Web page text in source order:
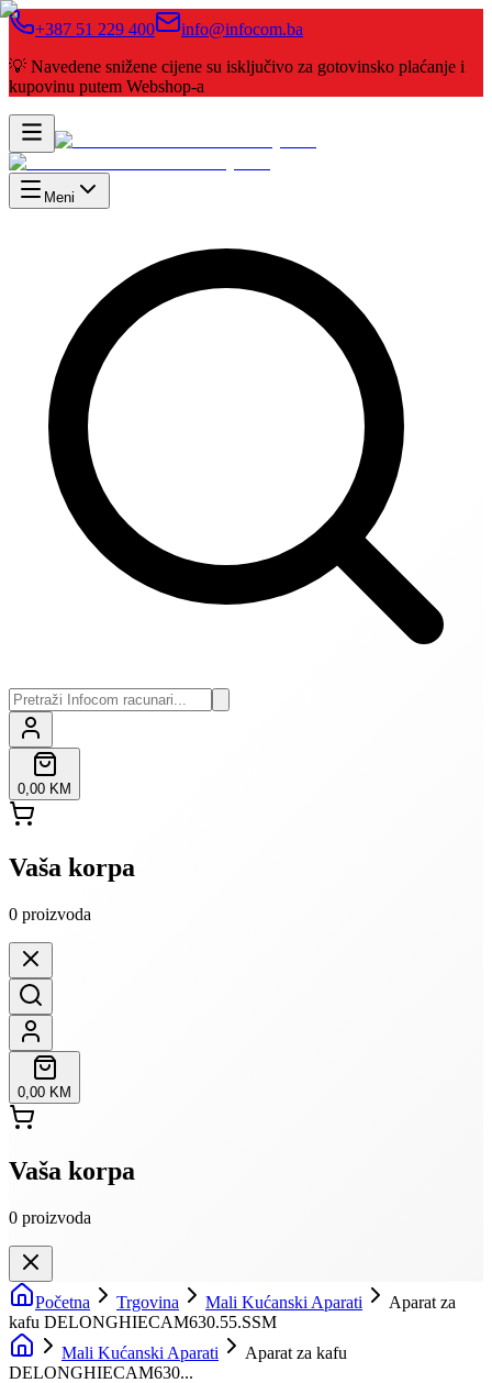
+387 51 229 400
info@infocom.ba
💡 Navedene snižene cijene su isključivo za gotovinsko plaćanje i
kupovinu putem Webshop-a
Meni
0,00 KM
Vaša korpa
0 proizvoda
0,00 KM
Vaša korpa
0 proizvoda
Početna Trgovina Mali Kućanski Aparati
Aparat za
kafu DELONGHIECAM630.55.SSM
Mali Kućanski Aparati
Aparat za kafu
DELONGHIECAM630...